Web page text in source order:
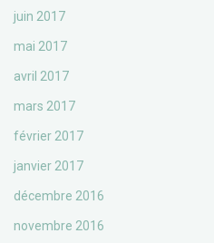
juin 2017
mai 2017
avril 2017
mars 2017
février 2017
janvier 2017
décembre 2016
novembre 2016